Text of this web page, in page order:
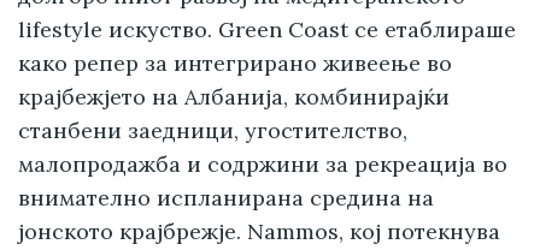
lifestyle искуство. Green Coast се етаблираше
како репер за интегрирано живеење во
крајбежјето на Албанија, комбинирајќи
станбени заедници, угостителство,
малопродажба и содржини за рекреација во
внимателно испланирана средина на
јонското крајбрежје. Nammos, кој потекнува